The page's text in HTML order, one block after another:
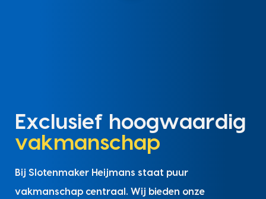
Exclusief hoogwaardig
vakmanschap
Bij Slotenmaker Heijmans staat puur
vakmanschap centraal. Wij bieden onze